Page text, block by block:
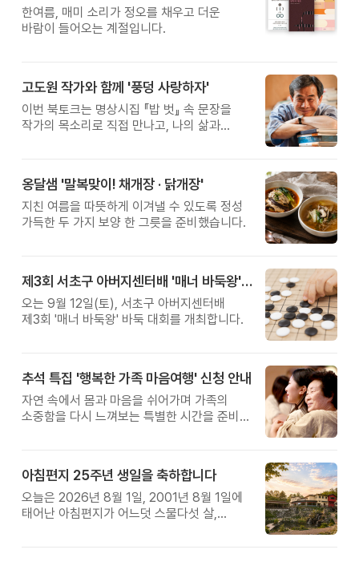
한여름, 매미 소리가 정오를 채우고 더운
바람이 들어오는 계절입니다.
고도원 작가와 함께 '풍덩 사랑하자'
이번 북토크는 명상시집 『밥 벗』 속 문장을
작가의 목소리로 직접 만나고, 나의 삶과
옹달샘 '말복맞이! 채개장 · 닭개장'
지친 여름을 따뜻하게 이겨낼 수 있도록 정성
가득한 두 가지 보양 한 그릇을 준비했습니다.
제3회 서초구 아버지센터배 '매너 바둑왕' 대회
오는 9월 12일(토), 서초구 아버지센터배
제3회 '매너 바둑왕' 바둑 대회를 개최합니다.
추석 특집 '행복한 가족 마음여행' 신청 안내
자연 속에서 몸과 마음을 쉬어가며 가족의
소중함을 다시 느껴보는 특별한 시간을 준비해
아침편지 25주년 생일을 축하합니다
오늘은 2026년 8월 1일, 2001년 8월 1일에
태어난 아침편지가 어느덧 스물다섯 살,